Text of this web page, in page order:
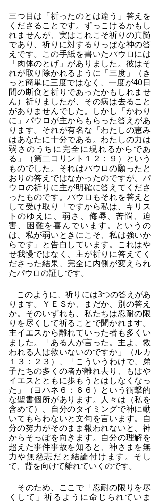
三つ目は「祈ったのとは違う」答えを
くださることです。ずっこけるかもし
れませんが、実はこれこそ祈りの真髄
であり、祈りに対するりっぱな神の答
えです。この手紙を書いたパウロには
「肉体のとげ」がありました。彼はそ
れが取り除かれるように「三度」（き
っと簡単に三度ではなく、一度が40日
間の断食と祈りであったかもしれませ
ん）祈りましたが、その病は去ること
がありませんでした。しかし「かわり
に」パウロが主からもらった答えがあ
ります。それが有名な「わたしの恵み
はあなたに十分である。わたしの力は
弱さのうちに完全に現れるからであ
る」（第二コリント１２：９）という
ものでした。それはパウロの願ったと
おりの答えではなかったのですが、パ
ウロの祈りに主が明確に答えてくださ
ったものです。パウロもそれを答えと
して受け取り「ですから私は、キリス
トのゆえに、弱さ、侮辱、苦悩、迫
害、困難を喜んでいます。というの
は、私が弱いときにこそ、私は強いか
らです」と告白しています。これはや
せ我慢ではなく、主が祈りに答えてく
ださった結果、完全に内側が変えられ
たパウロの証しです。
このように、祈りには3つの答えがあ
ります。ＹＥＳか、まだか、別の答え
か。そのいずれも、私たちは忍耐の限
りを尽くして祈ることで聞かれます。
主イエスから離れていった者も多くい
ました。「ある人が言った。主よ、救
われる人は救いないのですか」（ルカ
１３：２３）、「こういうわけで、弟
子たちの多くの者が離れ去り、もはや
イエスとともに歩もうとはしなくなっ
た」（ヨハネ６：６６）という衝撃的
な聖書個所があります。人々は（私を
含めて）、自分のタイミングで神に動
いてもらわないと文句を言います。自
分の努力がそのまま報われないと、神
からそっぽを向きます。自分の理解を
超えた事件事故を知ると、神さまを無
力や無慈悲だと結論付けます。そし
て、背を向けて離れていくのです。
そのため、ここで「忍耐の限りを尽
くして」祈るように命じられていま